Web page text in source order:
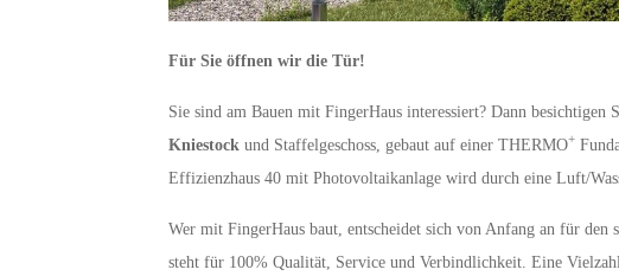
Für Sie öffnen wir die Tür!
Sie sind am Bauen mit FingerHaus interessiert? Dann besichtigen
Kniestock und Staffelgeschoss, gebaut auf einer THERMO+
Effizienzhaus 40 mit Photovoltaikanlage wird durch eine Luft/
Wer mit FingerHaus baut, entscheidet sich von Anfang an für den
steht für 100% Qualität, Service und Verbindlichkeit. Eine